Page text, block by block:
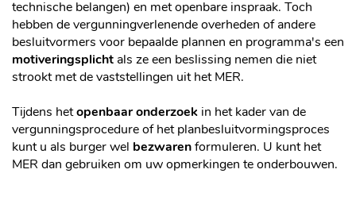
technische belangen) en met openbare inspraak. Toch
hebben de vergunningverlenende overheden of andere
besluitvormers voor bepaalde plannen en programma's een
motiveringsplicht als ze een beslissing nemen die niet
strookt met de vaststellingen uit het MER.
Tijdens hetopenbaar onderzoek in het kader van de
vergunningsprocedure of het planbesluitvormingsproces
kunt u als burger wel bezwarenformuleren. U kunt het
MER dan gebruiken om uw opmerkingen te onderbouwen.